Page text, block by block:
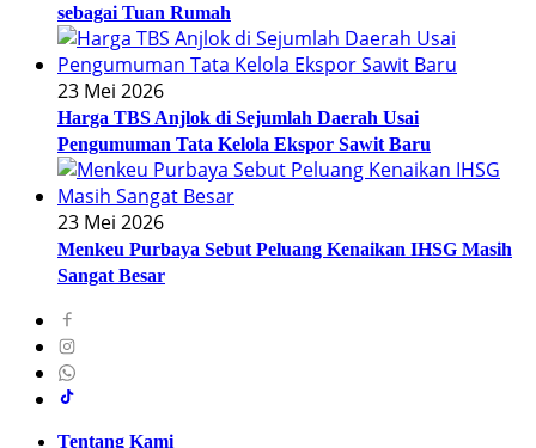
sebagai Tuan Rumah
23 Mei 2026
Harga TBS Anjlok di Sejumlah Daerah Usai
Pengumuman Tata Kelola Ekspor Sawit Baru
23 Mei 2026
Menkeu Purbaya Sebut Peluang Kenaikan IHSG Masih
Sangat Besar
Tentang Kami